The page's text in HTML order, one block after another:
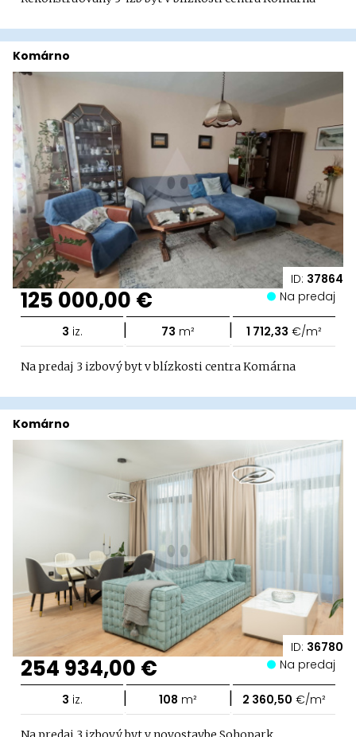
ID: 37864
Komárno
125 000,00 € Na predaj
3 iz. | 73 m² | 1 712,33 €/m²
Na predaj 3 izbový byt v blízkosti centra Komárna
ID: 36780
Komárno
254 934,00 € Na predaj
3 iz. | 108 m² | 2 360,50 €/m²